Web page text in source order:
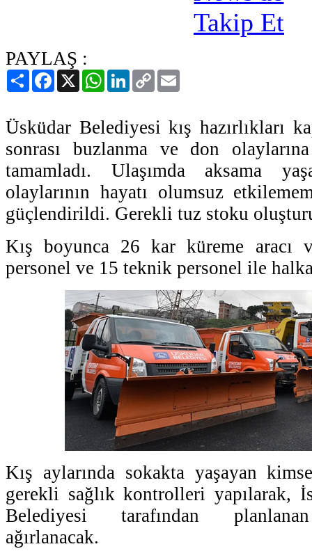
PAYLAŞ :
PaylaşFacebook
X WhatsAppLinkedIn
Copy
Link
Üsküdar Belediyesi kış hazırlıkları
sonrası buzlanma ve don olaylarına
tamamladı. Ulaşımda aksama
olaylarının hayatı olumsuz
güçlendirildi. Gerekli tuz stoku
Kış boyunca 26 kar küreme aracı
personel ve 15 teknik personel ile
Kış aylarında sokakta yaşayan
gerekli sağlık kontrolleri yapılarak,
Belediyesi tarafından
ağırlanacak.